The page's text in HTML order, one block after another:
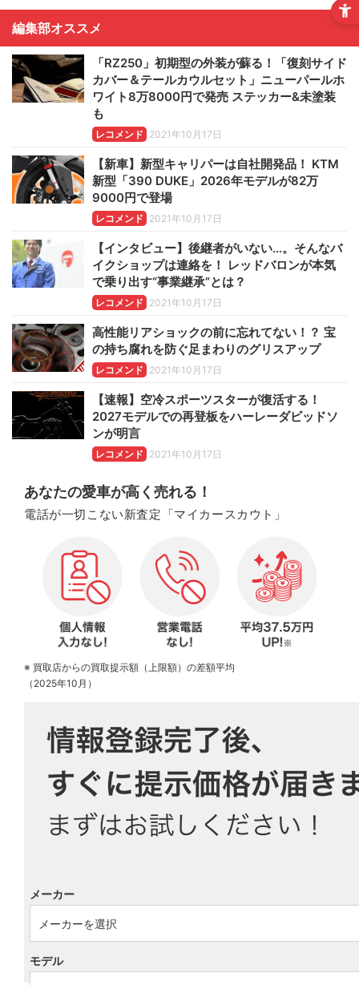
編集部オススメ
「RZ250」初期型の外装が蘇る！「復刻サイド
カバー＆テールカウルセット」ニューパールホ
ワイト8万8000円で発売 ステッカー&未塗装
も
レコメンド 2021年10月17日
【新車】新型キャリパーは自社開発品！ KTM
新型「390 DUKE」2026年モデルが82万
9000円で登場
レコメンド 2021年10月17日
【インタビュー】後継者がいない…。そんなバ
イクショップは連絡を！ レッドバロンが本気
で乗り出す“事業継承”とは？
レコメンド 2021年10月17日
高性能リアショックの前に忘れてない！？ 宝
の持ち腐れを防ぐ足まわりのグリスアップ
レコメンド 2021年10月17日
【速報】空冷スポーツスターが復活する！
2027モデルでの再登板をハーレーダビッドソ
ンが明言
レコメンド 2021年10月17日
あなたの愛車が高く売れる！
電話が一切こない新査定「マイカースカウト」
※ 買取店からの買取提示額（上限額）の差額平均
（2025年10月）
メーカー
モデル